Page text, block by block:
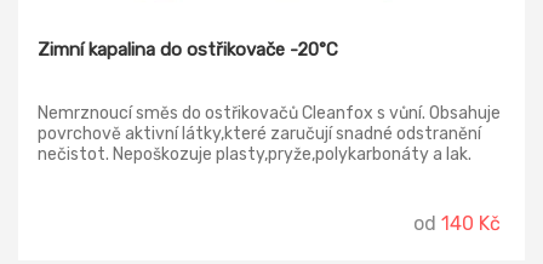
Zimní kapalina do ostřikovače -20°C
Nemrznoucí směs do ostřikovačů Cleanfox s vůní. Obsahuje
povrchově aktivní látky,které zaručují snadné odstranění
nečistot. Nepoškozuje plasty,pryže,polykarbonáty a lak.
od 140 Kč